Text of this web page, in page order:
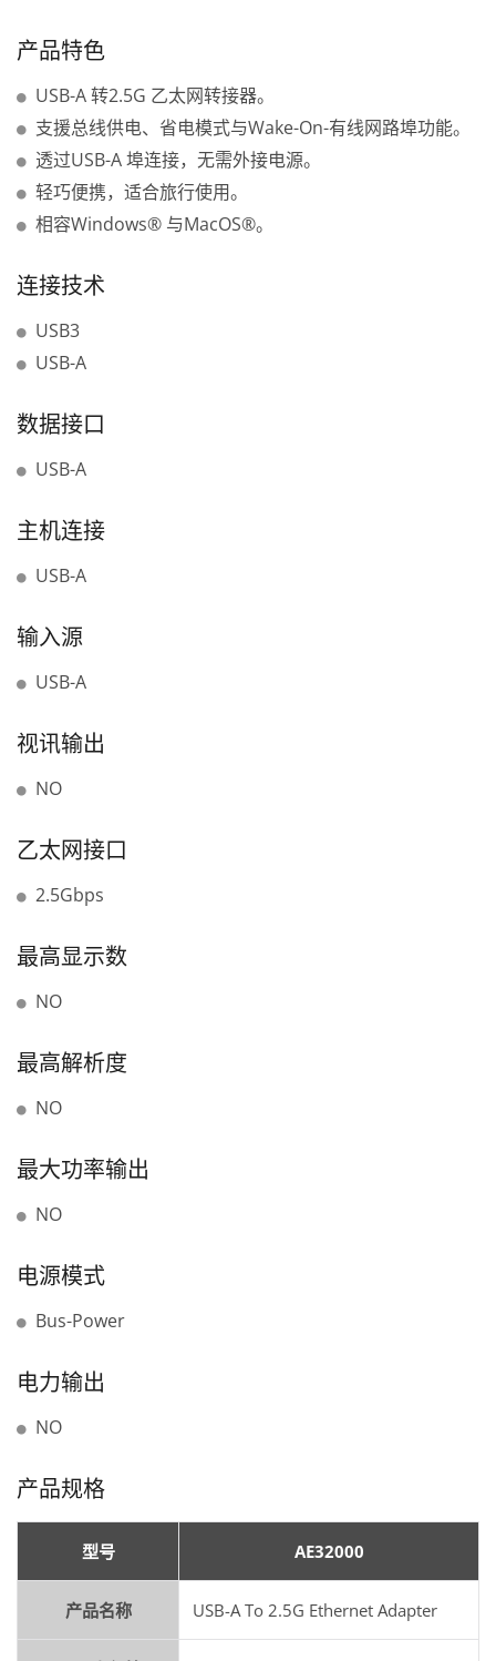
产品特色
USB-A 转2.5G 乙太网转接器。
支援总线供电、省电模式与Wake-On-有线网路埠功能。
透过USB-A 埠连接，无需外接电源。
轻巧便携，适合旅行使用。
相容Windows® 与MacOS®。
连接技术
USB3
USB-A
数据接口
USB-A
主机连接
USB-A
输入源
USB-A
视讯输出
NO
乙太网接口
2.5Gbps
最高显示数
NO
最高解析度
NO
最大功率输出
NO
电源模式
Bus-Power
电力输出
NO
产品规格
型号 AE32000
产品名称 USB-A To 2.5G Ethernet Adapter